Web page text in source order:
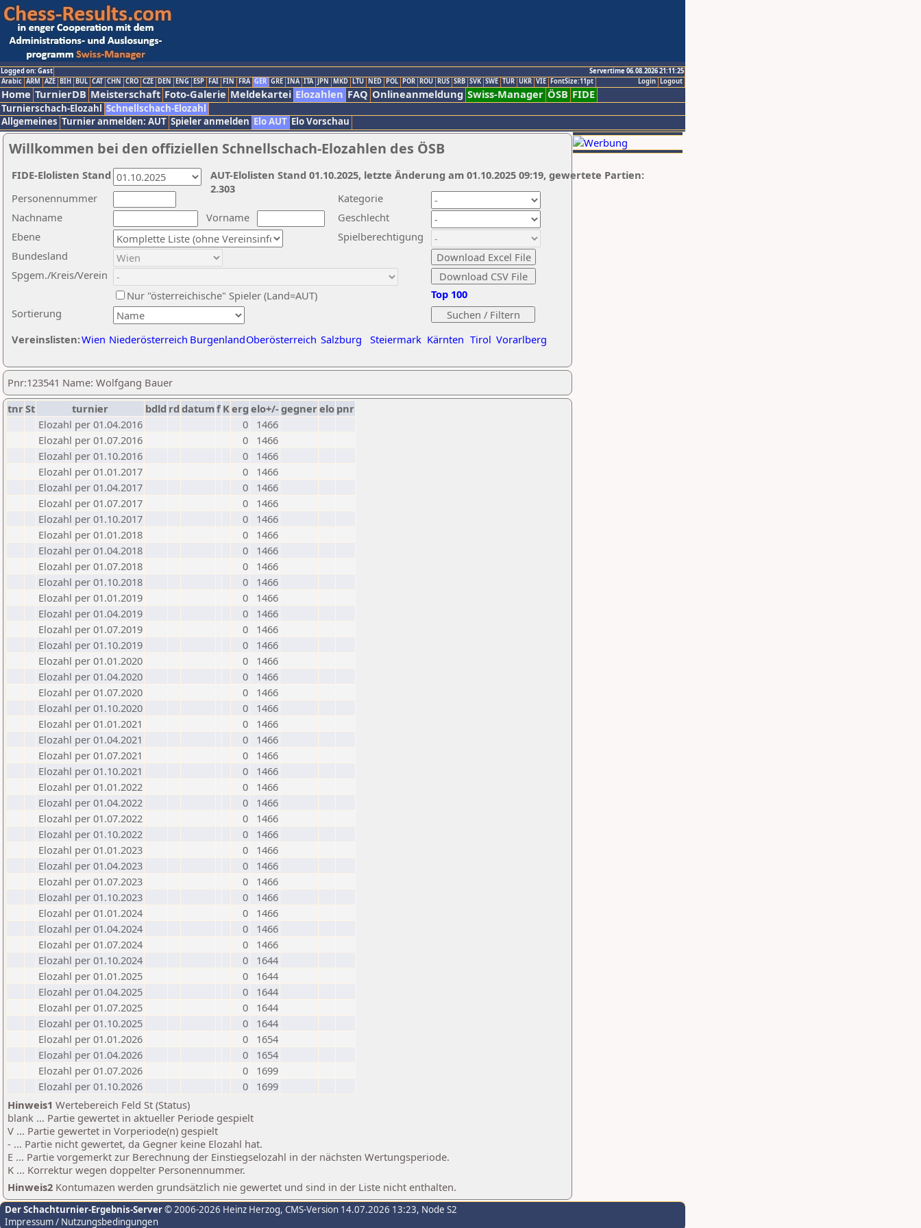
Logged on: Gast
Servertime 06.08.2026 21:11:25
Logout
Login
Arabic ARM AZE BIH BUL CAT CHN CRO CZE DEN ENG ESP FAI FIN FRA GER GRE INA ITA JPN MKD LTU NED POL POR ROU RUS SRB SVK SWE TUR UKR VIE FontSize:11pt
Home TurnierDB Meisterschaft Foto-Galerie Meldekartei Elozahlen FAQ Onlineanmeldung Swiss-Manager ÖSB FIDE
Turnierschach-Elozahl Schnellschach-Elozahl
Allgemeines Turnier anmelden: AUT Spieler anmelden Elo AUT Elo Vorschau
Willkommen bei den offiziellen Schnellschach-Elozahlen des ÖSB
Nachname
Vorname
Ebene
Kategorie
Sortierung
Personennummer
Bundesland
Spgem./Kreis/Verein
Geschlecht
Nur "österreichische" Spieler (Land=AUT)
Spielberechtigung
Vereinslisten:Wien Niederösterreich BurgenlandOberösterreich Salzburg Steiermark Kärnten Tirol Vorarlberg
Top 100
AUT-Elolisten Stand 01.10.2025, letzte Änderung am 01.10.2025 09:19, gewertete Partien:
2.303
FIDE-Elolisten Stand
Pnr:123541 Name: Wolfgang Bauer
tnrSt turnier bdld rd datumf Kerg elo+/-gegnerelo pnr
Elozahl per 01.04.2016
0
1466
Elozahl per 01.07.2016
0
1466
Elozahl per 01.10.2016
0
1466
Elozahl per 01.01.2017
0
1466
Elozahl per 01.04.2017
0
1466
Elozahl per 01.07.2017
0
1466
Elozahl per 01.10.2017
0
1466
Elozahl per 01.01.2018
0
1466
Elozahl per 01.04.2018
0
1466
Elozahl per 01.07.2018
0
1466
Elozahl per 01.10.2018
0
1466
Elozahl per 01.01.2019
0
1466
Elozahl per 01.04.2019
0
1466
Elozahl per 01.07.2019
0
1466
Elozahl per 01.10.2019
0
1466
Elozahl per 01.01.2020
0
1466
Elozahl per 01.04.2020
0
1466
Elozahl per 01.07.2020
0
1466
Elozahl per 01.10.2020
0
1466
Elozahl per 01.01.2021
0
1466
Elozahl per 01.04.2021
0
1466
Elozahl per 01.07.2021
0
1466
Elozahl per 01.10.2021
0
1466
Elozahl per 01.01.2022
0
1466
Elozahl per 01.04.2022
0
1466
Elozahl per 01.07.2022
0
1466
Elozahl per 01.10.2022
0
1466
Elozahl per 01.01.2023
0
1466
Elozahl per 01.04.2023
0
1466
Elozahl per 01.07.2023
0
1466
Elozahl per 01.10.2023
0
1466
Elozahl per 01.01.2024
0
1466
Elozahl per 01.04.2024
0
1466
Elozahl per 01.07.2024
0
1466
Elozahl per 01.10.2024
0
1644
Elozahl per 01.01.2025
0
1644
Elozahl per 01.04.2025
0
1644
Elozahl per 01.07.2025
0
1644
Elozahl per 01.10.2025
0
1644
Elozahl per 01.01.2026
0
1654
Elozahl per 01.04.2026
0
1654
Elozahl per 01.07.2026
0
1699
Elozahl per 01.10.2026
0
1699
Hinweis1 Wertebereich Feld St (Status)
blank ... Partie gewertet in aktueller Periode gespielt
V ... Partie gewertet in Vorperiode(n) gespielt
- ... Partie nicht gewertet, da Gegner keine Elozahl hat.
E ... Partie vorgemerkt zur Berechnung der Einstiegselozahl in der nächsten Wertungsperiode.
K ... Korrektur wegen doppelter Personennummer.
Hinweis2 Kontumazen werden grundsätzlich nie gewertet und sind in der Liste nicht enthalten.
Der Schachturnier-Ergebnis-Server© 2006-2026 Heinz Herzog, CMS-Version 14.07.2026 13:23, Node S2
Impressum / Nutzungsbedingungen